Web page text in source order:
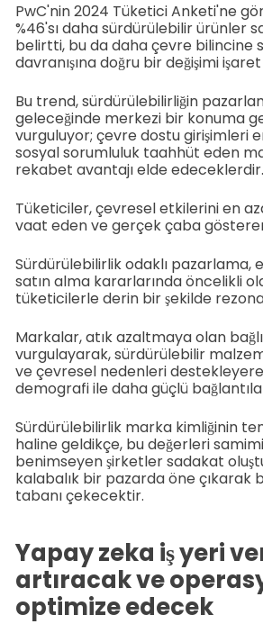
PwC'nin 2024 Tüketici Anketi'ne
%46'sı daha sürdürülebilir ürünler
belirtti, bu da daha çevre bilincine
davranışına doğru bir değişimi
Bu trend, sürdürülebilirliğin
geleceğinde merkezi bir konuma
vurguluyor; çevre dostu girişimleri
sosyal sorumluluk taahhüt eden
rekabet avantajı elde edeceklerdir.
Tüketiciler, çevresel etkilerini en
vaat eden ve gerçek çaba
Sürdürülebilirlik odaklı pazarlama,
satın alma kararlarında öncelikli
tüketicilerle derin bir şekilde
Markalar, atık azaltmaya olan
vurgulayarak, sürdürülebilir
ve çevresel nedenleri
demografi ile daha güçlü
Sürdürülebilirlik marka kimliğinin
haline geldikçe, bu değerleri
benimseyen şirketler sadakat
kalabalık bir pazarda öne çıkarak
tabanı çekecektir.
Yapay zeka iş yeri
artıracak ve
optimize edecek